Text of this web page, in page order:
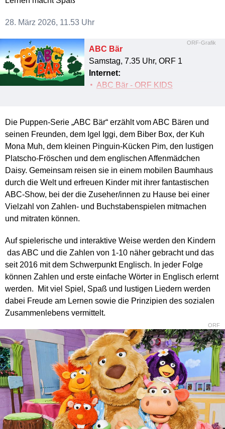
28. März 2026, 11.53 Uhr
ORF-Grafik
ABC Bär
Samstag, 7.35 Uhr, ORF 1
Internet:
ABC Bär - ORF KIDS
Die Puppen-Serie „ABC Bär“ erzählt vom ABC Bären und
seinen Freunden, dem Igel Iggi, dem Biber Box, der Kuh
Mona Muh, dem kleinen Pinguin-Kücken Pim, den lustigen
Platscho-Fröschen und dem englischen Affenmädchen
Daisy. Gemeinsam reisen sie in einem mobilen Baumhaus
durch die Welt und erfreuen Kinder mit ihrer fantastischen
ABC-Show, bei der die Zuseher/innen zu Hause bei einer
Vielzahl von Zahlen- und Buchstabenspielen mitmachen
und mitraten können.
Auf spielerische und interaktive Weise werden den Kindern
das ABC und die Zahlen von 1-10 näher gebracht und das
seit 2016 mit dem Schwerpunkt Englisch. In jeder Folge
können Zahlen und erste einfache Wörter in Englisch erlernt
werden. Mit viel Spiel, Spaß und lustigen Liedern werden
dabei Freude am Lernen sowie die Prinzipien des sozialen
Zusammenlebens vermittelt.
ORF